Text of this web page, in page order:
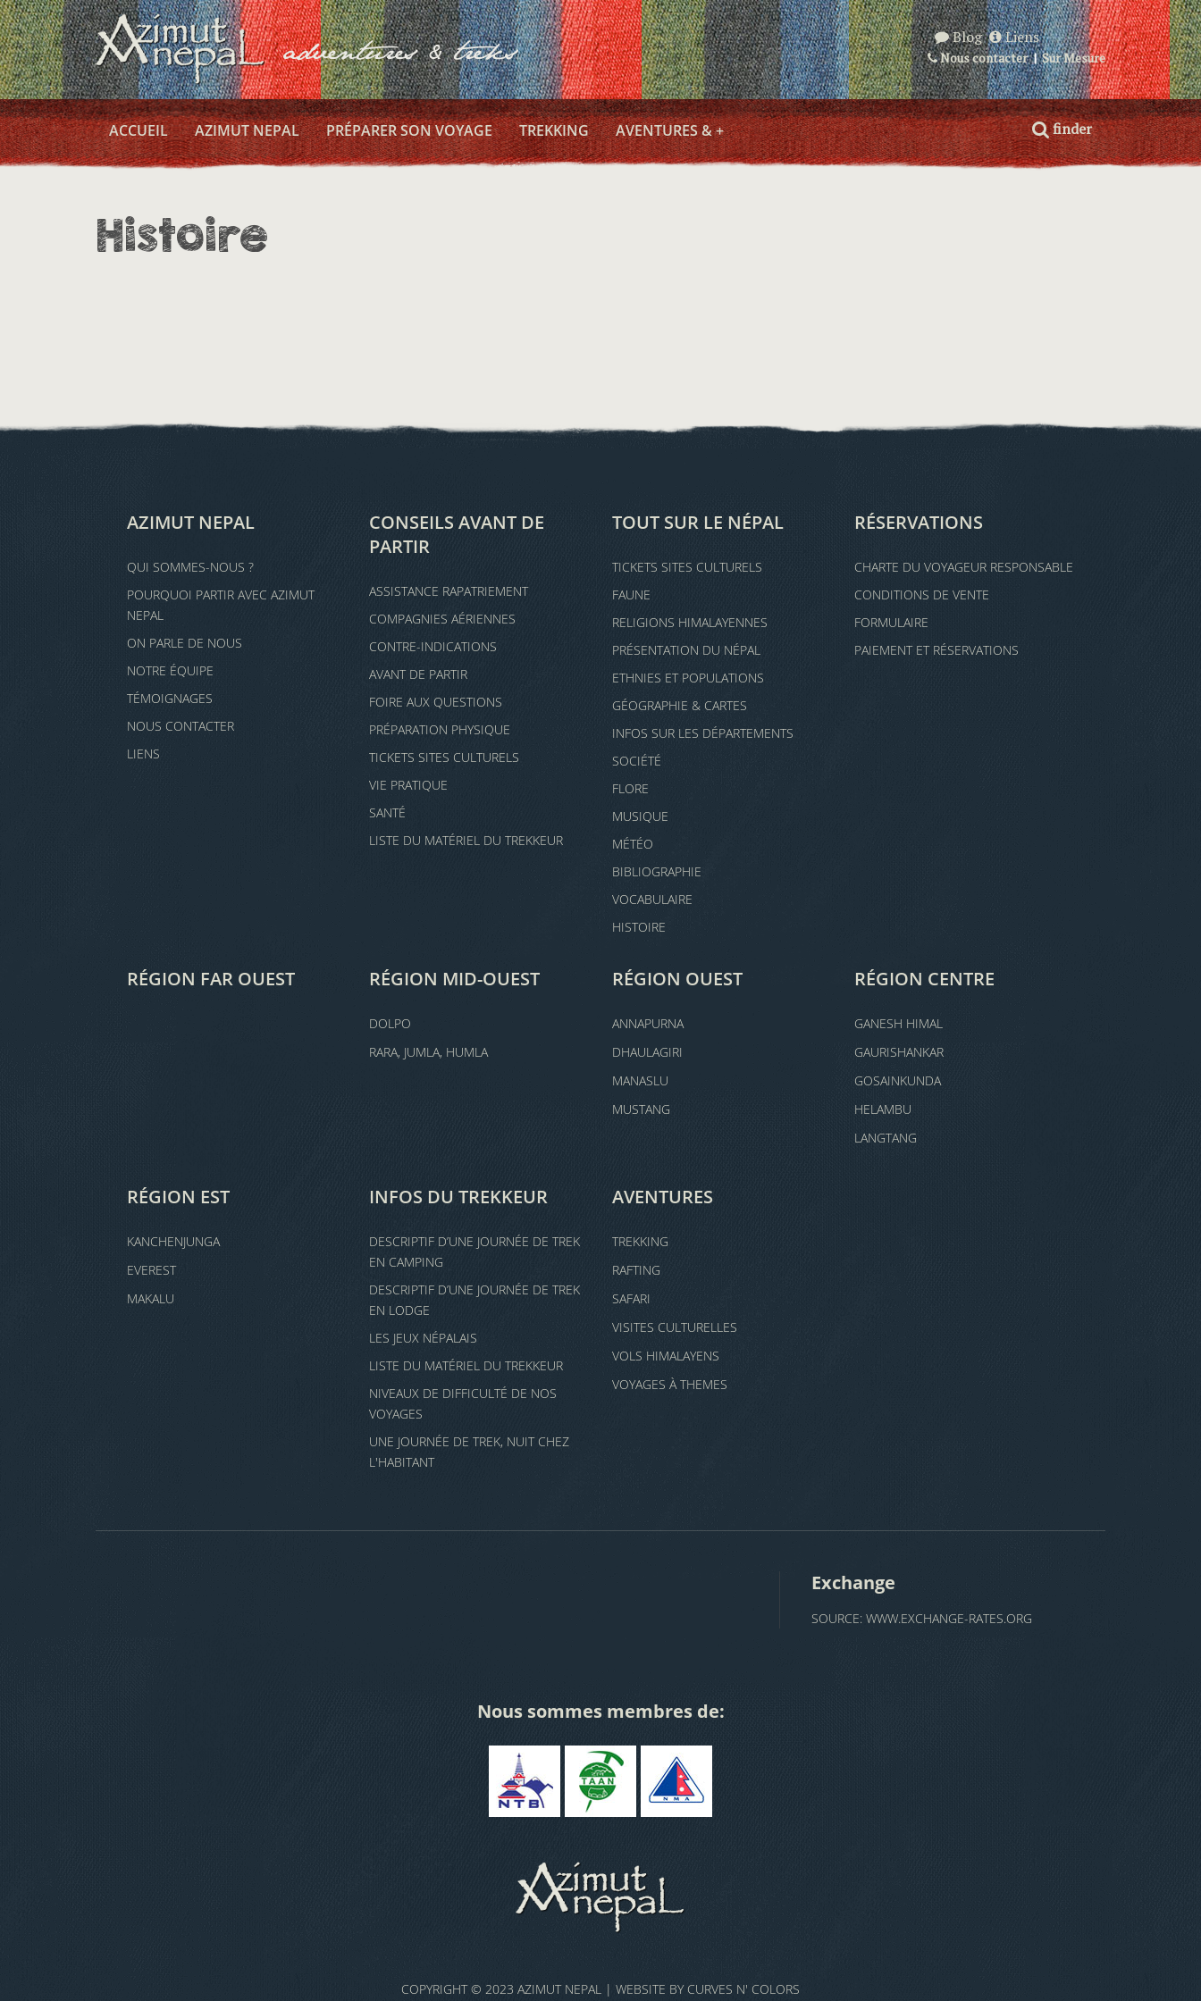
Blog Liens
Nous contacter|Sur Mesure
ACCUEIL AZIMUT NEPAL PRÉPARER SON VOYAGE TREKKING AVENTURES & + finder
Histoire
AZIMUT NEPAL
QUI SOMMES-NOUS ?
POURQUOI PARTIR AVEC AZIMUT
NEPAL
ON PARLE DE NOUS
NOTRE ÉQUIPE
TÉMOIGNAGES
NOUS CONTACTER
LIENS
CONSEILS AVANT DE
PARTIR
ASSISTANCE RAPATRIEMENT
COMPAGNIES AÉRIENNES
CONTRE-INDICATIONS
AVANT DE PARTIR
FOIRE AUX QUESTIONS
PRÉPARATION PHYSIQUE
TICKETS SITES CULTURELS
VIE PRATIQUE
SANTÉ
LISTE DU MATÉRIEL DU TREKKEUR
TOUT SUR LE NÉPAL
TICKETS SITES CULTURELS
FAUNE
RELIGIONS HIMALAYENNES
PRÉSENTATION DU NÉPAL
ETHNIES ET POPULATIONS
GÉOGRAPHIE & CARTES
INFOS SUR LES DÉPARTEMENTS
SOCIÉTÉ
FLORE
MUSIQUE
MÉTÉO
BIBLIOGRAPHIE
VOCABULAIRE
HISTOIRE
RÉSERVATIONS
CHARTE DU VOYAGEUR RESPONSABLE
CONDITIONS DE VENTE
FORMULAIRE
PAIEMENT ET RÉSERVATIONS
RÉGION FAR OUEST RÉGION MID-OUEST
DOLPO
RARA, JUMLA, HUMLA
RÉGION OUEST
ANNAPURNA
DHAULAGIRI
MANASLU
MUSTANG
RÉGION CENTRE
GANESH HIMAL
GAURISHANKAR
GOSAINKUNDA
HELAMBU
LANGTANG
RÉGION EST
KANCHENJUNGA
EVEREST
MAKALU
INFOS DU TREKKEUR
DESCRIPTIF D’UNE JOURNÉE DE TREK
EN CAMPING
DESCRIPTIF D’UNE JOURNÉE DE TREK
EN LODGE
LES JEUX NÉPALAIS
LISTE DU MATÉRIEL DU TREKKEUR
NIVEAUX DE DIFFICULTÉ DE NOS
VOYAGES
UNE JOURNÉE DE TREK, NUIT CHEZ
L'HABITANT
AVENTURES
TREKKING
RAFTING
SAFARI
VISITES CULTURELLES
VOLS HIMALAYENS
VOYAGES À THEMES
Exchange
SOURCE: WWW.EXCHANGE-RATES.ORG
Nous sommes membres de:
COPYRIGHT © 2023 AZIMUT NEPAL | WEBSITE BYCURVES N' COLORS